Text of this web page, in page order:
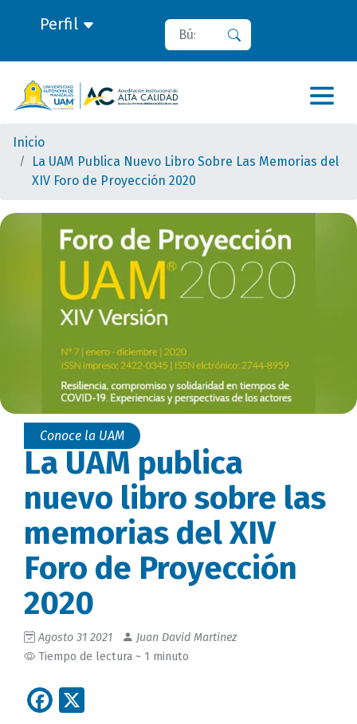
Perfil Buscar
Inicio
La UAM Publica Nuevo Libro Sobre Las Memorias del
XIV Foro de Proyección 2020
Conoce la UAM
La UAM publica
nuevo libro sobre las
memorias del XIV
Foro de Proyección
2020
Agosto 31 2021
Juan David Martinez
Tiempo de lectura ~ 1 minuto
Facebook